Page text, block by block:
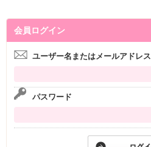
会員ログイン
ユーザー名またはメールアドレス
パスワード